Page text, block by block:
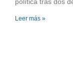
Leer más »